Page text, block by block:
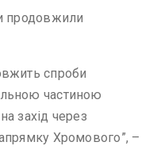
продовжили
спроби
частиною
захід через
Хромового”, –